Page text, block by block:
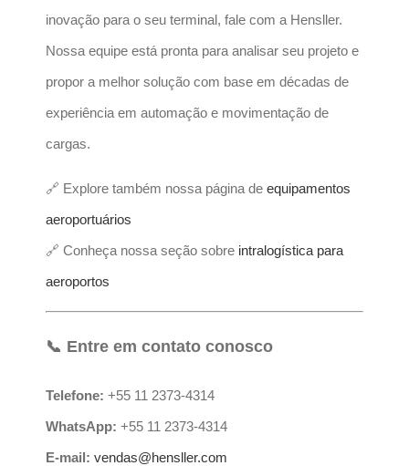
inovação para o seu terminal, fale com a Hensller.
Nossa equipe está pronta para analisar seu projeto e
propor a melhor solução com base em décadas de
experiência em automação e movimentação de
cargas.
🔗 Explore também nossa página de equipamentos
aeroportuários
🔗 Conheça nossa seção sobre intralogística para
aeroportos
📞 Entre em contato conosco
Telefone: +55 11 2373-4314
WhatsApp: +55 11 2373-4314
E-mail: vendas@hensller.com